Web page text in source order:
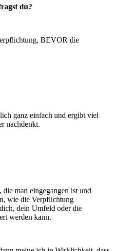
du?
BEVOR die
ganz einfach und ergibt viel
nachdenkt.
man eingegangen ist und
wie die Verpflichtung
dein Umfeld oder die
werden kann.